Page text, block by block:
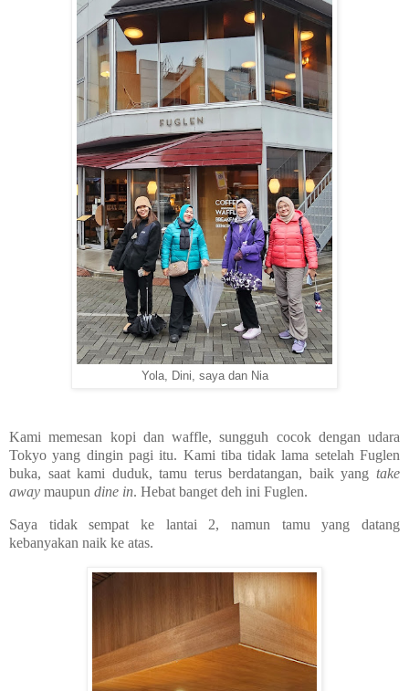
Yola, Dini, saya dan Nia
Kami memesan kopi dan waffle, sungguh cocok dengan udara
Tokyo yang dingin pagi itu. Kami tiba tidak lama setelah Fuglen
buka, saat kami duduk, tamu terus berdatangan, baik yang take
away maupun dine in. Hebat banget deh ini Fuglen.
Saya tidak sempat ke lantai 2, namun tamu yang datang
kebanyakan naik ke atas.